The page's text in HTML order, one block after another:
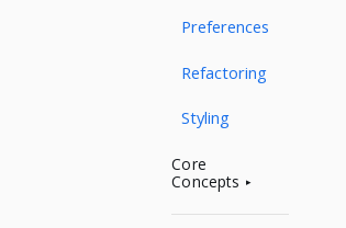
Preferences
Refactoring
Styling
Core
Concepts